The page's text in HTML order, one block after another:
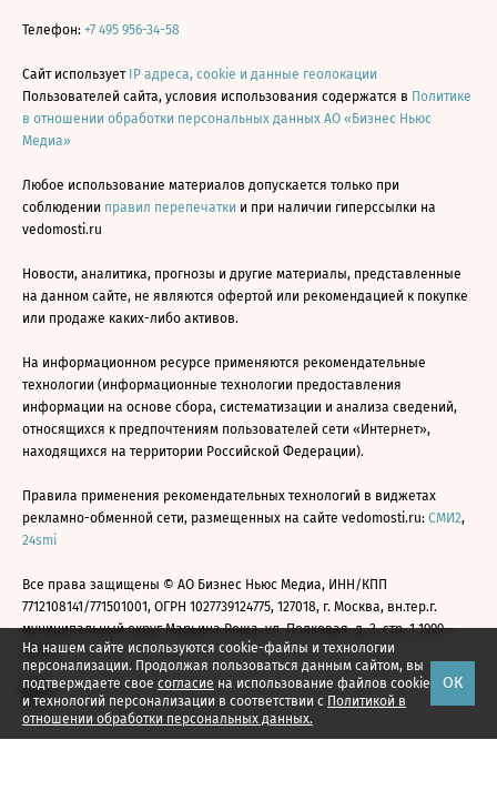
На нашем сайте используются cookie-файлы и технологии
персонализации. Продолжая пользоваться данным сайтом, вы
подтверждаете свое согласие на использование файлов cookie
и технологий персонализации в соответствии с Политикой в
отношении обработки персональных данных.
ОК
Телефон: +7 495 956-34-58
Сайт использует IP адреса, cookie и данные геолокации
Пользователей сайта, условия использования содержатся в Политике
в отношении обработки персональных данных АО «Бизнес Ньюс
Медиа»
Любое использование материалов допускается только при
соблюдении правил перепечатки и при наличии гиперссылки на
vedomosti.ru
Новости, аналитика, прогнозы и другие материалы, представленные
на данном сайте, не являются офертой или рекомендацией к покупке
или продаже каких-либо активов.
На информационном ресурсе применяются рекомендательные
технологии (информационные технологии предоставления
информации на основе сбора, систематизации и анализа сведений,
относящихся к предпочтениям пользователей сети «Интернет»,
находящихся на территории Российской Федерации).
Правила применения рекомендательных технологий в виджетах
рекламно-обменной сети, размещенных на сайте vedomosti.ru: СМИ2,
24smi
Все права защищены © АО Бизнес Ньюс Медиа, ИНН/КПП
7712108141/771501001, ОГРН 1027739124775, 127018, г. Москва, вн.тер.г.
муниципальный округ Марьина Роща, ул. Полковая, д. 3, стр. 1 1999—
2026